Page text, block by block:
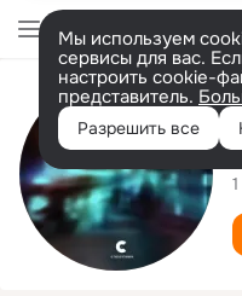
Мы используем
сервисы для вас.
настроить cookie-
представитель.
Разрешить все